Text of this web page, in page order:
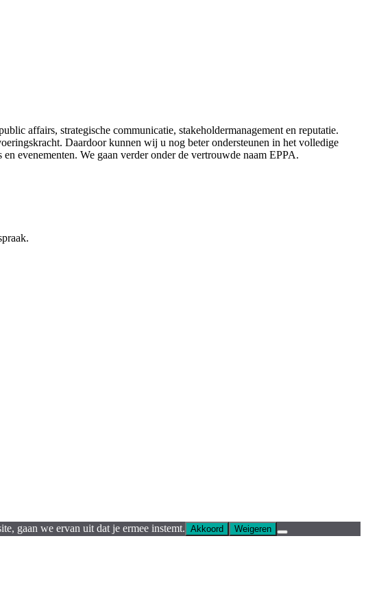
affairs, strategische communicatie, stakeholdermanagement en reputatie.
Daardoor kunnen wij u nog beter ondersteunen in het volledige
evenementen. We gaan verder onder de vertrouwde naam EPPA.
gaan we ervan uit dat je ermee instemt. Akkoord Weigeren